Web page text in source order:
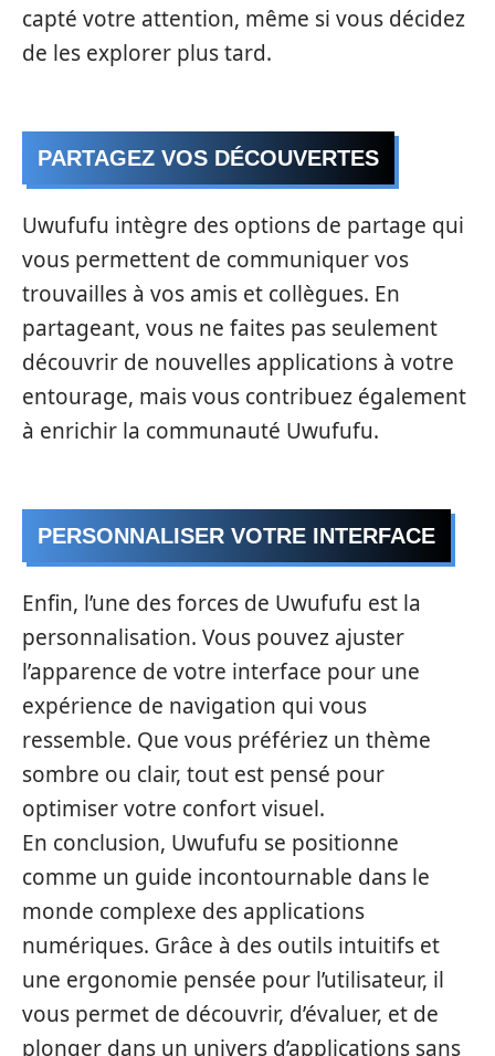
capté votre attention, même si vous décidez
de les explorer plus tard.
PARTAGEZ VOS DÉCOUVERTES
Uwufufu intègre des options de partage qui
vous permettent de communiquer vos
trouvailles à vos amis et collègues. En
partageant, vous ne faites pas seulement
découvrir de nouvelles applications à votre
entourage, mais vous contribuez également
à enrichir la communauté Uwufufu.
PERSONNALISER VOTRE INTERFACE
Enfin, l’une des forces de Uwufufu est la
personnalisation. Vous pouvez ajuster
l’apparence de votre interface pour une
expérience de navigation qui vous
ressemble. Que vous préfériez un thème
sombre ou clair, tout est pensé pour
optimiser votre confort visuel.
En conclusion, Uwufufu se positionne
comme un guide incontournable dans le
monde complexe des applications
numériques. Grâce à des outils intuitifs et
une ergonomie pensée pour l’utilisateur, il
vous permet de découvrir, d’évaluer, et de
plonger dans un univers d’applications sans